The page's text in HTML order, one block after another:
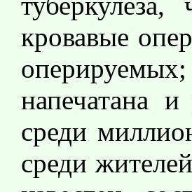
кровавые
напечатана
среди
среди